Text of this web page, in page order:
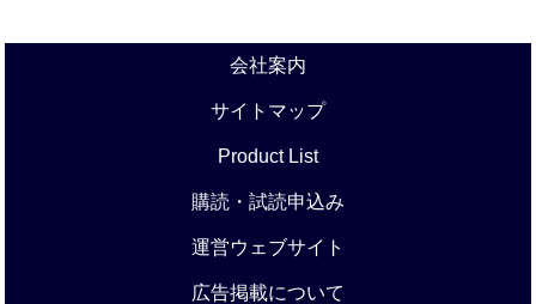
会社案内
サイトマップ
Product List
購読・試読申込み
運営ウェブサイト
広告掲載について